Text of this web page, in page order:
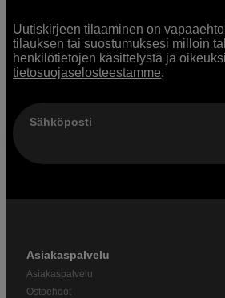
Uutiskirjeen tilaaminen on
tilauksen tai suostumuksesi milloin
henkilötietojen käsittelystä ja
tietosuojaselosteestamme.
Sähköposti
Asiakaspalvelu
Asiakaspalvelu
Ostoehdot